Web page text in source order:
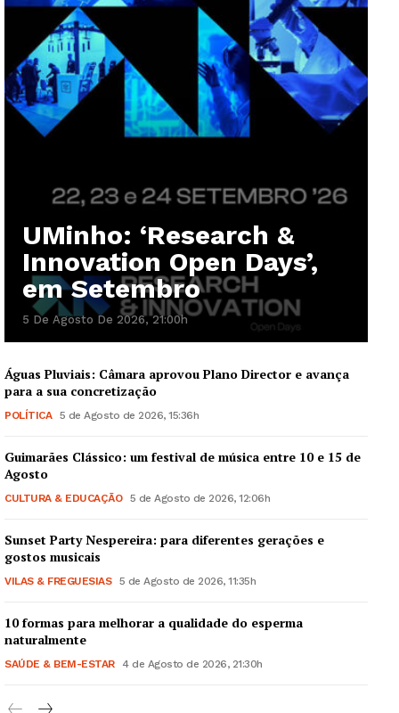
Guimarães, agora!
Artigos
Europa
Grande Entrevista
Publicidade
Quero ser Assinante
UMinho: ‘Research &
Innovation Open Days’,
em Setembro
5 De Agosto De 2026, 21:00h
Águas Pluviais: Câmara aprovou Plano Director e avança
para a sua concretização
POLÍTICA 5 de Agosto de 2026, 15:36h
Guimarães Clássico: um festival de música entre 10 e 15 de
Agosto
CULTURA & EDUCAÇÃO 5 de Agosto de 2026, 12:06h
Sunset Party Nespereira: para diferentes gerações e
gostos musicais
VILAS & FREGUESIAS 5 de Agosto de 2026, 11:35h
10 formas para melhorar a qualidade do esperma
naturalmente
SAÚDE & BEM-ESTAR 4 de Agosto de 2026, 21:30h